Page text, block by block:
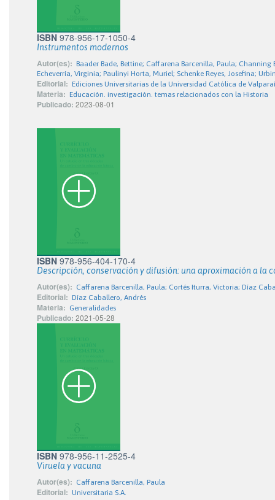
ISBN 978-956-17-1050-4
Instrumentos modernos
Autor(es): Baader Bade, Bettine; Caffarena Barcenilla, Paula;
Echeverría, Virginia; Paulinyi Horta, Muriel; Schenke Reyes, Josefina;
Editorial: Ediciones Universitarias de la Universidad Católica de
Materia: Educación. investigación. temas relacionados con la Historia
Publicado: 2023-08-01
ISBN 978-956-404-170-4
Descripción, conservación y difusión: una aproximación a la
Autor(es): Caffarena Barcenilla, Paula; Cortés Iturra, Victoria; Díaz
Editorial: Díaz Caballero, Andrés
Materia: Generalidades
Publicado: 2021-05-28
ISBN 978-956-11-2525-4
Viruela y vacuna
Autor(es): Caffarena Barcenilla, Paula
Editorial: Universitaria S.A.